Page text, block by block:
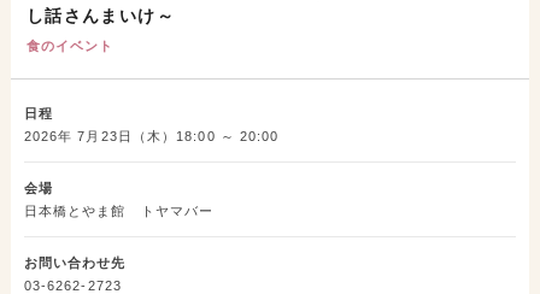
し話さんまいけ～
食のイベント
日程
2026年 7月23日（木）18:00 ～ 20:00
会場
日本橋とやま館 トヤマバー
お問い合わせ先
03-6262-2723